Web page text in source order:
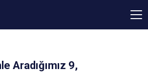
Aradığımız 9,